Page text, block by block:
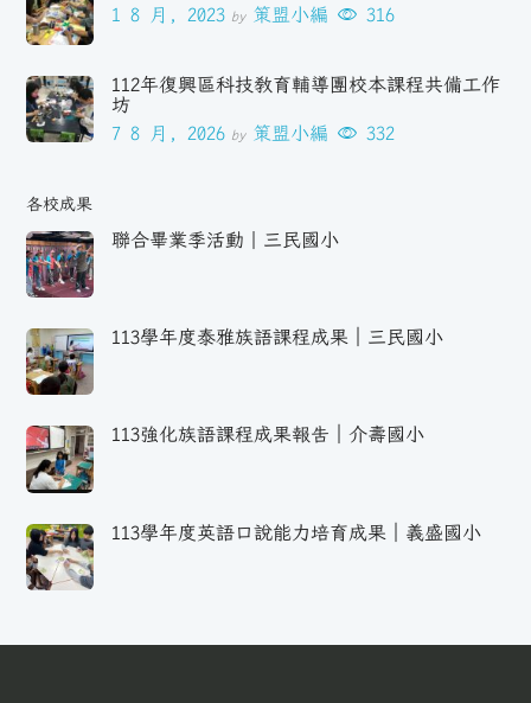
1 8 月, 2023 by 策盟小編 316
112年復興區科技教育輔導團校本課程共備工作
坊
7 8 月, 2026 by 策盟小編 332
各校成果
聯合畢業季活動｜三民國小
113學年度泰雅族語課程成果｜三民國小
113強化族語課程成果報告｜介壽國小
113學年度英語口說能力培育成果｜義盛國小